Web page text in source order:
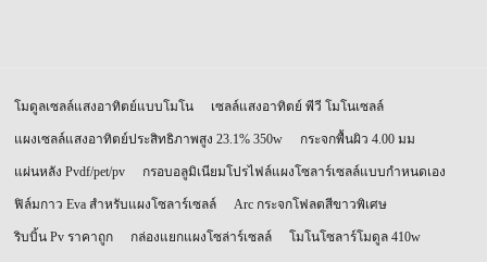
โมดูลเซลล์แสงอาทิตย์แบบโมโน เซลล์แสงอาทิตย์ พีวี โมโนเซลล์
แผงเซลล์แสงอาทิตย์ประสิทธิภาพสูง 23.1% 350w กระจกพื้นผิว 4.00 มม
แผ่นหลัง Pvdf/pet/pv กรอบอลูมิเนียมโปรไฟล์แผงโซลาร์เซลล์แบบกำหนดเอง
ฟิล์มกาว Eva สำหรับแผงโซลาร์เซลล์ Arc กระจกโฟลตสีขาวพิเศษ
ริบบิ้น Pv ราคาถูก กล่องแยกแผงโซล่าร์เซลล์ โมโนโซลาร์โมดูล 410w